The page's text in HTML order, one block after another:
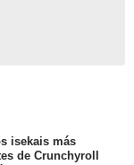
isekais más
de Crunchyroll